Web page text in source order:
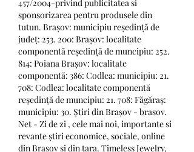
457/2004-privind publicitatea si
sponsorizarea pentru produsele din
tutun. Brașov: municipiu reședință de
județ: 253. 200: Brașov: localitate
componentă reședință de muncipiu: 252.
814: Poiana Brașov: localitate
componentă: 386: Codlea: municipiu: 21.
708: Codlea: localitate componentă
reședință de muncipiu: 21. 708: Făgăraș:
municipiu: 30. Știri din Brașov - brasov.
Net - Zi de zi , cele mai noi, importante si
revante știri economice, sociale, online
din Brașov si din tara. Timeless Jewelry,